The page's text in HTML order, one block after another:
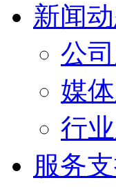
新闻
公
媒
行
服务